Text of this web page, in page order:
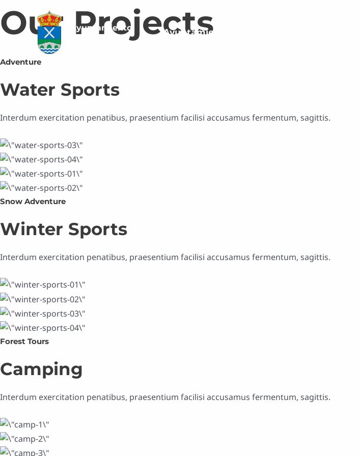
al
contenido
Ayuntamiento
Vega de Espinareda Ayuntamiento
Our Projects
Adventure
Water Sports
Interdum exercitation penatibus, praesentium facilisi accusamus fermentum, sagittis.
Snow Adventure
Winter Sports
Interdum exercitation penatibus, praesentium facilisi accusamus fermentum, sagittis.
Forest Tours
Camping
Interdum exercitation penatibus, praesentium facilisi accusamus fermentum, sagittis.